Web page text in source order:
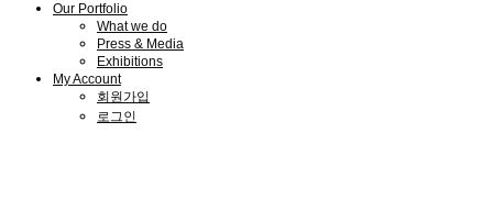
Our Portfolio
What we do
Press & Media
Exhibitions
My Account
회원가입
로그인